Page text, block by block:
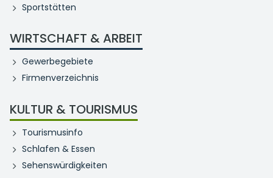
Sportstätten
WIRTSCHAFT & ARBEIT
Gewerbegebiete
Firmenverzeichnis
KULTUR & TOURISMUS
Tourismusinfo
Schlafen & Essen
Sehenswürdigkeiten